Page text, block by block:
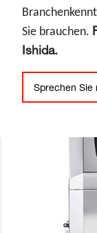
Sie brauchen.
Ishida.
Sprechen Sie